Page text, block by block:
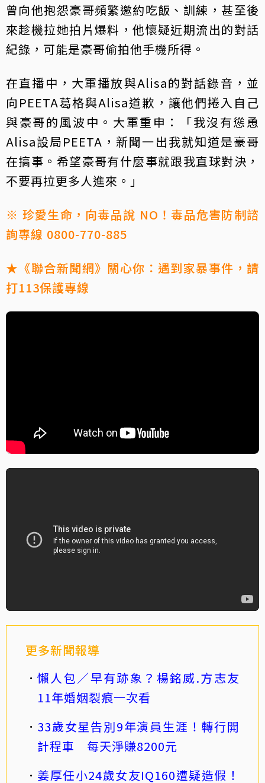
曾向他抱怨豪哥頻繁邀約吃飯、訓練，甚至後
來趁機拉她拍片爆料，他懷疑近期流出的對話
紀錄，可能是豪哥偷拍他手機所得。
在直播中，大軍播放與Alisa的對話錄音，並
向PEETA葛格與Alisa道歉，讓他們捲入自己
與豪哥的風波中。大軍重申：「我沒有慫恿
Alisa設局PEETA，新聞一出我就知道是豪哥
在搞事。希望豪哥有什麼事就跟我直球對決，
不要再拉更多人進來。」
※ 珍愛生命，向毒品說 NO！毒品危害防制諮
詢專線 0800-770-885
★《聯合新聞網》關心你：遇到家暴事件，請
打113保護專線
更多新聞報導
懶人包／早有跡象？楊銘威.方志友
11年婚姻裂痕一次看
33歲女星告別9年演員生涯！轉行開
計程車 每天淨賺8200元
姜厚任小24歲女友IQ160遭疑造假！